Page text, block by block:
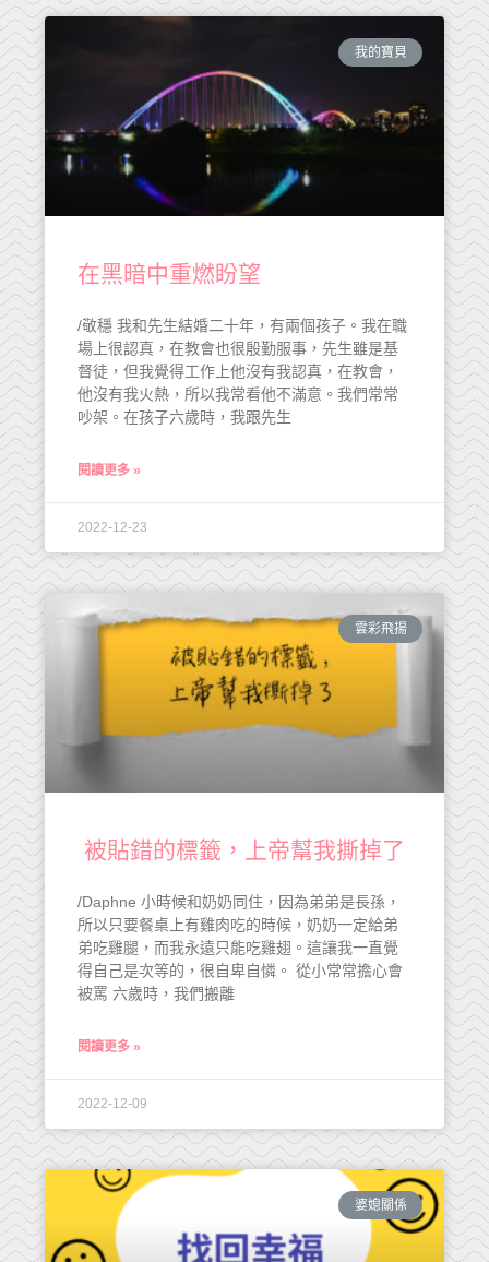
我的寶貝
在黑暗中重燃盼望
/敬穩 我和先生結婚二十年，有兩個孩子。我在職
場上很認真，在教會也很殷勤服事，先生雖是基
督徒，但我覺得工作上他沒有我認真，在教會，
他沒有我火熱，所以我常看他不滿意。我們常常
吵架。在孩子六歲時，我跟先生
閱讀更多 »
2022-12-23
雲彩飛揚
被貼錯的標籤，上帝幫我撕掉了
/Daphne 小時候和奶奶同住，因為弟弟是長孫，
所以只要餐桌上有雞肉吃的時候，奶奶一定給弟
弟吃雞腿，而我永遠只能吃雞翅。這讓我一直覺
得自己是次等的，很自卑自憐。 從小常常擔心會
被罵 六歲時，我們搬離
閱讀更多 »
2022-12-09
婆媳關係